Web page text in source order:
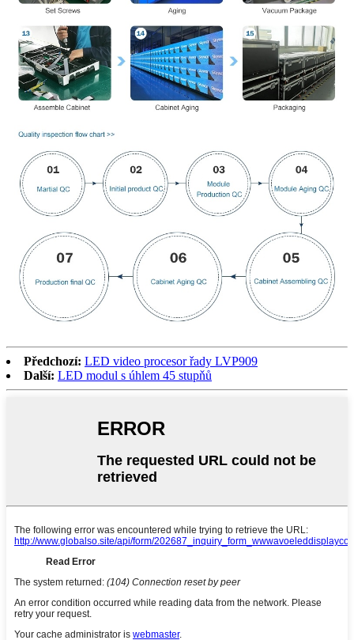
Předchozí: LED video procesor řady LVP909
Další: LED modul s úhlem 45 stupňů